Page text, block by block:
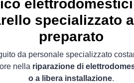
specializzato
preparato
da personale specializzato
nella riparazione di
o a libera installazione.